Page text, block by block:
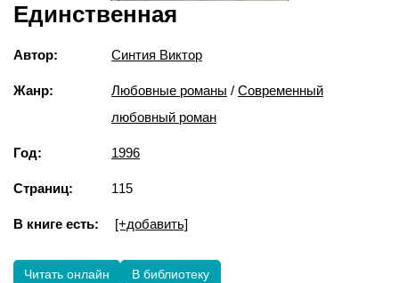
Единственная
Автор: Синтия Виктор
Жанр: Любовные романы / Современный
любовный роман
Год: 1996
Страниц: 115
В книге есть: [+добавить]
Читать онлайн В библиотеку